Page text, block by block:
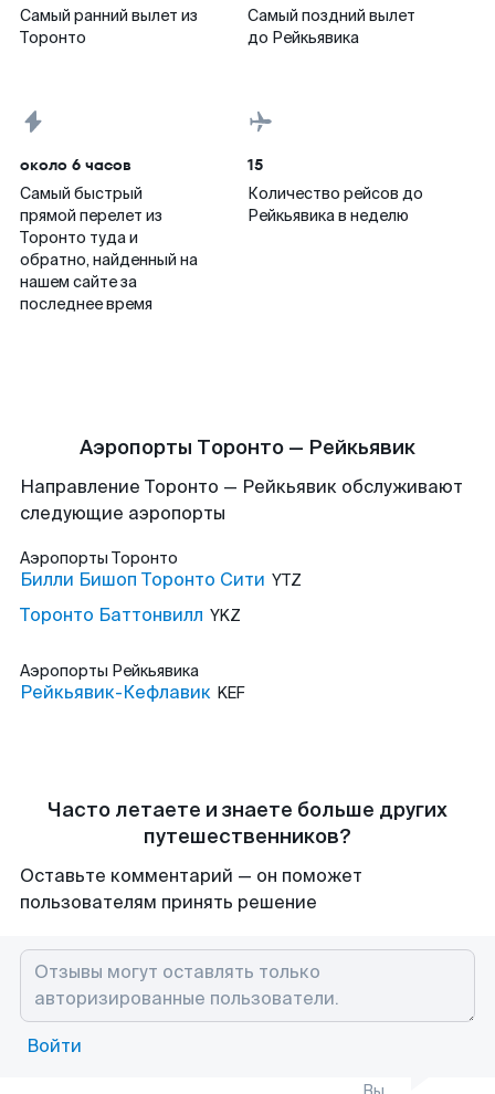
Самый ранний вылет из
Торонто
Самый поздний вылет
до Рейкьявика
около 6 часов
Самый быстрый
прямой перелет из
Торонто туда и
обратно, найденный на
нашем сайте за
последнее время
15
Количество рейсов до
Рейкьявика в неделю
Аэропорты Торонто — Рейкьявик
Направление Торонто — Рейкьявик обслуживают
следующие аэропорты
Аэропорты Торонто
Билли Бишоп Торонто Сити YTZ
Торонто Баттонвилл YKZ
Аэропорты Рейкьявика
Рейкьявик-Кефлавик KEF
Часто летаете и знаете больше других
путешественников?
Оставьте комментарий — он поможет
пользователям принять решение
Войти